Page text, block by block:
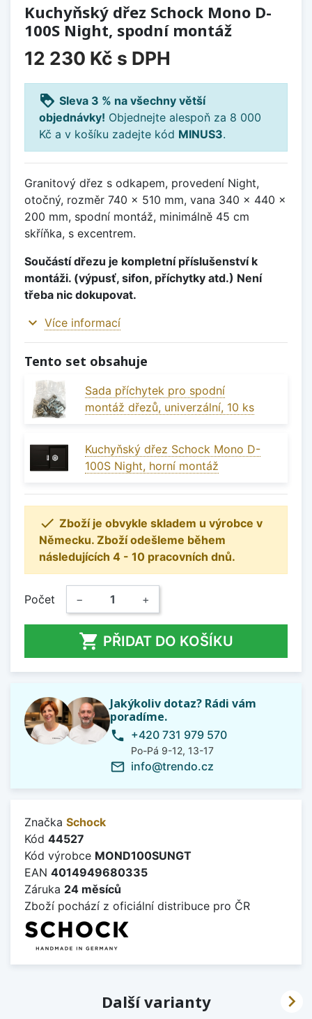
Kuchyňský dřez Schock Mono D-
100S Night, spodní montáž
12 230 Kč s DPH
loyalty Sleva 3 % na všechny větší
objednávky! Objednejte alespoň za 8 000
Kč a v košíku zadejte kód MINUS3.
Granitový dřez s odkapem, provedení Night,
otočný, rozměr 740 x 510 mm, vana 340 x 440 x
200 mm, spodní montáž, minimálně 45 cm
skříňka, s excentrem.
Součástí dřezu je kompletní příslušenství k
montáži. (výpusť, sifon, příchytky atd.) Není
třeba nic dokupovat.
expand_more Více informací
Tento set obsahuje
Sada příchytek pro spodní
montáž dřezů, univerzální, 10 ks
Kuchyňský dřez Schock Mono D-
100S Night, horní montáž
 Zboží je obvykle skladem u výrobce v
Německu. Zboží odešleme během
následujících 4 - 10 pracovních dnů.
Počet − +
 PŘIDAT DO KOŠÍKU
Jakýkoliv dotaz? Rádi vám
poradíme.
phone +420 731 979 570
Po-Pá 9-12, 13-17
mail_outline info@trendo.cz
Značka Schock
Kód 44527
Kód výrobce MOND100SUNGT
EAN 4014949680335
Záruka 24 měsíců
Zboží pochází z oficiální distribuce pro ČR
Další varianty 